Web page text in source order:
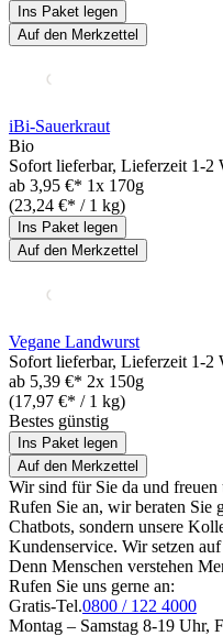
Ins Paket legen
Auf den Merkzettel
iBi-Sauerkraut
Bio
Sofort lieferbar, Lieferzeit 1-2
ab 3,95 €* 1x 170g
(23,24 €* / 1 kg)
Ins Paket legen
Auf den Merkzettel
Vegane Landwurst
Sofort lieferbar, Lieferzeit 1-2
ab 5,39 €* 2x 150g
(17,97 €* / 1 kg)
Bestes günstig
Ins Paket legen
Auf den Merkzettel
Wir sind für Sie da und freuen
Rufen Sie an, wir beraten Sie
Chatbots, sondern unsere
Kundenservice. Wir setzen
Denn Menschen verstehen
Rufen Sie uns gerne an:
Gratis-Tel.0800 / 122 4000
Montag – Samstag 8-19 Uhr,